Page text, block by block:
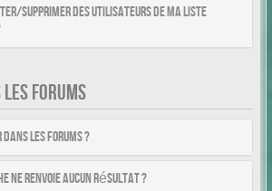
supprimer des utilisateurs de ma liste
FORUMS
les forums ?
ne renvoie aucun résultat ?